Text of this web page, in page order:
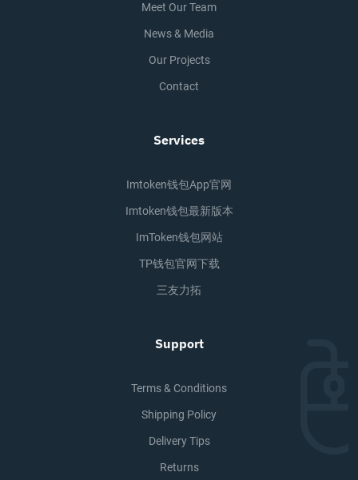
Meet Our Team
News & Media
Our Projects
Contact
Services
Imtoken钱包app官网
Imtoken钱包最新版本
ImToken钱包网站
TP钱包官网下载
三友力拓
Support
Terms & Conditions
Shipping Policy
Delivery Tips
Returns